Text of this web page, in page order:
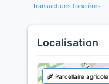
Transactions foncières
Localisation
🌾 Parcellaire agricole